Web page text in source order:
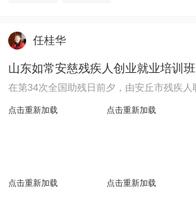
任桂华
山东如常安慈残疾人创业就业培训班
点击重新加载 点击重新加载
点击重新加载 点击重新加载